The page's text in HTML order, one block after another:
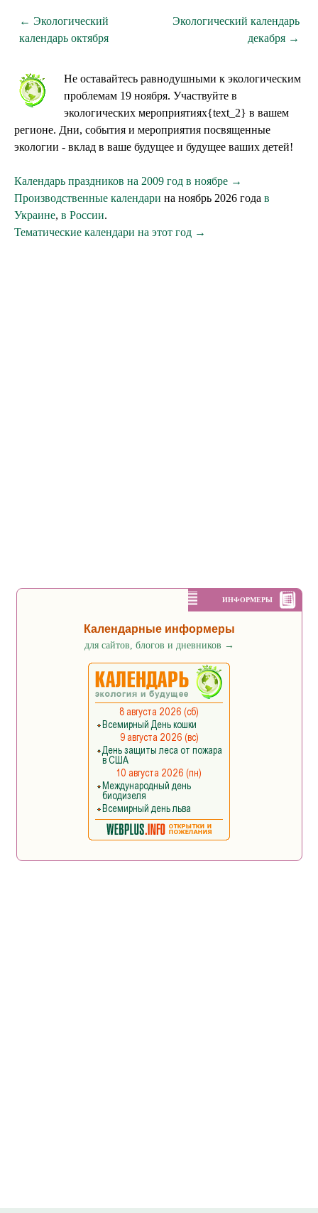
← Экологический
календарь октября
Экологический календарь
декабря →
Не оставайтесь равнодушными к экологическим
проблемам 19 ноября. Участвуйте в
экологических мероприятиях{text_2} в вашем
регионе. Дни, события и мероприятия посвященные
экологии - вклад в ваше будущее и будущее ваших детей!
Календарь праздников на 2009 год в ноябре →
Производственные календари на ноябрь 2026 года в
Украине, в России.
Тематические календари на этот год →
ИНФОРМЕРЫ
Календарные информеры
для сайтов, блогов и дневников →